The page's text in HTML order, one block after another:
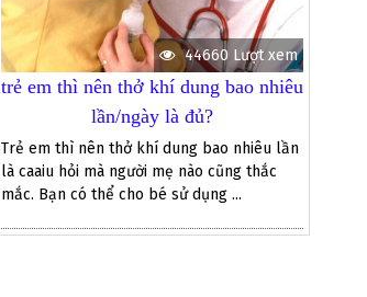
44660 Lượt xem
trẻ em thì nên thở khí dung bao nhiêu
lần/ngày là đủ?
Trẻ em thì nên thở khí dung bao nhiêu lần
là caaiu hỏi mà người mẹ nào cũng thắc
mắc. Bạn có thể cho bé sử dụng ...